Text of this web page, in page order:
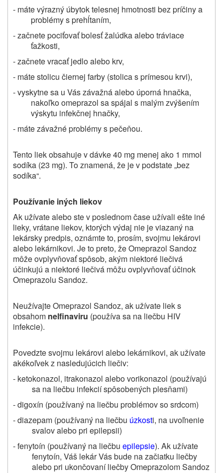
- máte výrazný úbytok telesnej hmotnosti bez príčiny a
problémy s prehĺtaním,
- začnete pociťovať bolesť žalúdka alebo tráviace
ťažkosti,
- začnete vracať jedlo alebo krv,
- máte stolicu čiernej farby (stolica s prímesou krvi),
- vyskytne sa u Vás závažná alebo úporná hnačka,
nakoľko omeprazol sa spájal s malým zvýšením
výskytu infekčnej hnačky,
- máte závažné problémy s pečeňou.
Tento liek obsahuje v dávke 40 mg menej ako 1 mmol
sodíka (23 mg). To znamená, že je v podstate „bez
sodíka“.
Používanie iných liekov
Ak užívate alebo ste v poslednom čase užívali ešte iné
lieky, vrátane liekov, ktorých výdaj nie je viazaný na
lekársky predpis, oznámte to, prosím, svojmu lekárovi
alebo lekárnikovi. Je to preto, že Omeprazol Sandoz
môže ovplyvňovať spôsob, akým niektoré liečivá
účinkujú a niektoré liečivá môžu ovplyvňovať účinok
Omeprazolu Sandoz.
Neužívajte Omeprazol Sandoz, ak užívate liek s
obsahom nelfinaviru (používa sa na liečbu HIV
infekcie).
Povedzte svojmu lekárovi alebo lekárnikovi, ak užívate
akékoľvek z nasledujúcich liečiv:
- ketokonazol, itrakonazol alebo vorikonazol (používajú
sa na liečbu infekcií spôsobených plesňami)
- digoxín (používaný na liečbu problémov so srdcom)
- diazepam (používaný na liečbu úzkosti, na uvoľnenie
svalov alebo pri epilepsii)
- fenytoín (používaný na liečbu epilepsie). Ak užívate
fenytoín, Váš lekár Vás bude na začiatku liečby
alebo pri ukončovaní liečby Omeprazolom Sandoz